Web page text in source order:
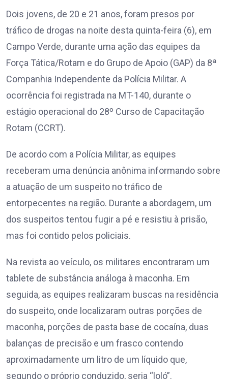
Dois jovens, de 20 e 21 anos, foram presos por
tráfico de drogas na noite desta quinta-feira (6), em
Campo Verde, durante uma ação das equipes da
Força Tática/Rotam e do Grupo de Apoio (GAP) da 8ª
Companhia Independente da Polícia Militar. A
ocorrência foi registrada na MT-140, durante o
estágio operacional do 28º Curso de Capacitação
Rotam (CCRT).
De acordo com a Polícia Militar, as equipes
receberam uma denúncia anônima informando sobre
a atuação de um suspeito no tráfico de
entorpecentes na região. Durante a abordagem, um
dos suspeitos tentou fugir a pé e resistiu à prisão,
mas foi contido pelos policiais.
Na revista ao veículo, os militares encontraram um
tablete de substância análoga à maconha. Em
seguida, as equipes realizaram buscas na residência
do suspeito, onde localizaram outras porções de
maconha, porções de pasta base de cocaína, duas
balanças de precisão e um frasco contendo
aproximadamente um litro de um líquido que,
segundo o próprio conduzido, seria “loló”.